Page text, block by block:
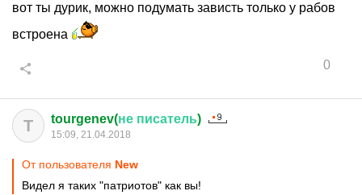
вот ты дурик, можно подумать зависть только у рабов
встроена
0
T tourgenev(не писатель)
15:09, 21.04.2018
От пользователя New
Видел я таких "патриотов" как вы!